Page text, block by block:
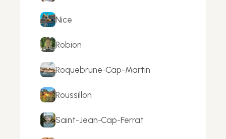
Nice
Robion
Roquebrune-Cap-Martin
Roussillon
Saint-Jean-Cap-Ferrat